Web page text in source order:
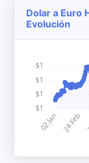
Dolar a Euro
Evolución